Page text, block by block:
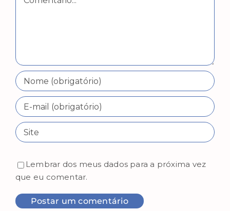
Lembrar dos meus dados para a próxima vez
que eu comentar.